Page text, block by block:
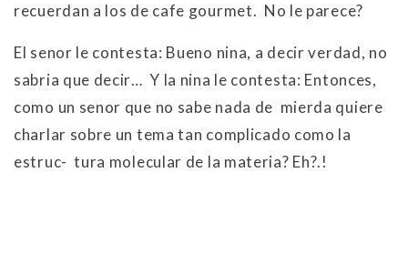
recuerdan a los de cafe gourmet. No le parece?
El senor le contesta: Bueno nina, a decir verdad, no
sabria que decir… Y la nina le contesta: Entonces,
como un senor que no sabe nada de mierda quiere
charlar sobre un tema tan complicado como la
estruc- tura molecular de la materia? Eh?.!